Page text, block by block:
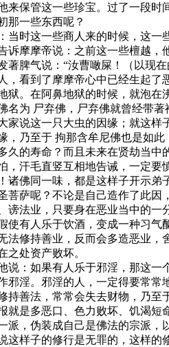
来保管这一些珍宝。过了一段时
一些东西呢？
时这一些商人来的时候，这一
摩摩帝说：之前这一些檀越，
脾气说：“汝曹噉屎！（以现在
看到了摩摩帝心中已经生起了
狱。在阿鼻地狱的时候，就泡
名为 尸弃佛，尸弃佛就曾经带
家说这一只大虫的因缘；就这
，乃至于 拘那含牟尼佛也是如
久的寿命？而且未来在贤劫当
，汗毛直竖互相地告诫，一定要
佛同一味，都是这样子开示弟
菩萨呢？不论是自己造作了此
谤法业，只要身在恶业当中的一
有人乐于饮酒，变成一种习气
法修持善业，反而会多造恶业
之处资产败坏。
：如果有人乐于邪淫，那这一
邪淫。邪淫的人，一定得要常
持善法，常常会失去财物，乃
就是多恶口、色力败坏、饥渴短
伪装成自己是佛法的宗派，
这样子的修行是无罪的，这样